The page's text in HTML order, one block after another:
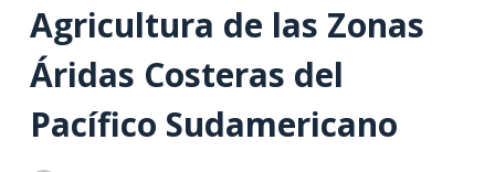
oAgricultura de las Zonas
Áridas Costeras del
Pacífico Sudamericano